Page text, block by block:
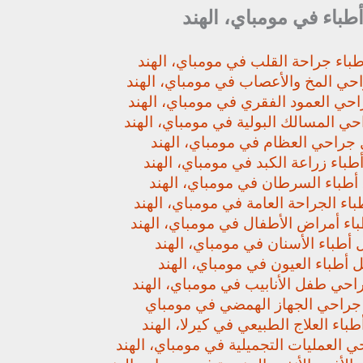
أطباء في مومباي، الهند
جراحة القلب في مومباي، الهند
المخ والأعصاب في مومباي، الهند
العمود الفقري في مومباي، الهند
المسالك البولية في مومباي، الهند
العظام في مومباي، الهند
زراعة الكبد في مومباي، الهند
السرطان في مومباي، الهند
الجراحة العامة في مومباي، الهند
أمراض الأطفال في مومباي، الهند
أطباء الأسنان في مومباي، الهند
أطباء العيون في مومباي، الهند
طفل الأنابيب في مومباي، الهند
الجهاز الهمضي في مومباي
العلاج الطبيعي في كيرلا، الهند
العمليات التجميلية في مومباي، الهند